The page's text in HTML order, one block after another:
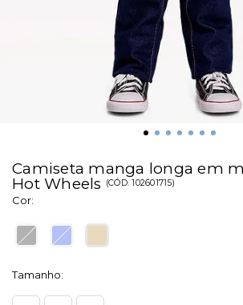
Camiseta manga longa em
Hot Wheels
(CÓD.102601715)
Cor:
Tamanho: